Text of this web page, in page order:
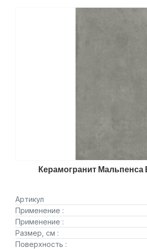
Керамогранит Мальпенса
Артикул
Применение :
Применение :
Размер, см :
Поверхность :